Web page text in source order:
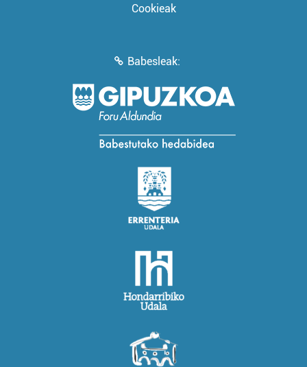
Cookieak
Babesleak: